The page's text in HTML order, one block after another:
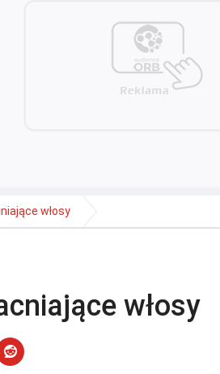
włosy
włosy